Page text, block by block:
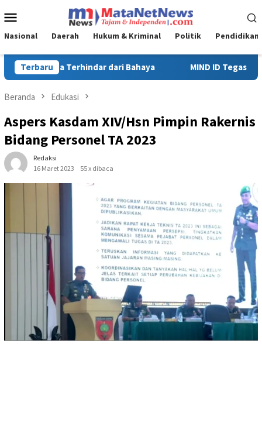
ke
Mobile
Nasional Daerah Hukum & Kriminal Politik Pendidikan
Terbaru
MIND ID Tegaskan Dukungan Penuh Bagi PT Vale di
Beranda Edukasi
Aspers Kasdam XIV/Hsn Pimpin Rakernis
Bidang Personel TA 2023
Redaksi
16 Maret 2023
55 x dibaca